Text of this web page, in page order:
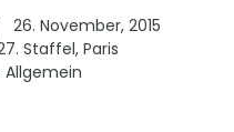
26. November, 2015
Staffel, Paris
Allgemein